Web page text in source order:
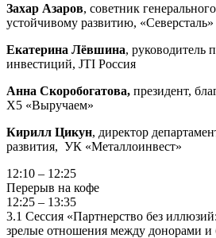
Захар Азаров, советник
устойчивому развитию, «Северсталь»
Екатерина Лёвшина, руководитель
инвестиций, JTI Россия
Анна Скоробогатова, президент,
X5 «Выручаем»
Кирилл Цикун, директор
развития, УК «Металлоинвест»
12:10 – 12:25
Перерыв на кофе
12:25 – 13:35
3.1 Сессия «Партнерство без
зрелые отношения между донорами и